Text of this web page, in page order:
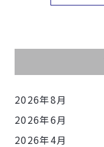
2026年8月
2026年6月
2026年4月